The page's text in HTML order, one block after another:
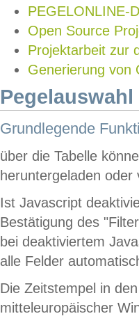
PEGELONLINE-
Open Source
Projektarbeit zur
Generierung von
Grundlegende
über die Tabelle
heruntergeladen oder
Ist Javascript
Bestätigung des
bei deaktiviertem
alle Felder
Die Zeitstempel in
mitteleuropäischer